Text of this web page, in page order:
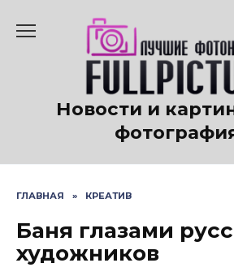
содержанию
Новости и
ГЛАВНАЯ » КРЕАТИВ
Баня глазами
художников